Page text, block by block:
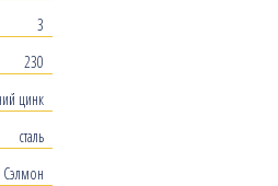
3
230
цинк
сталь
Сэлмон